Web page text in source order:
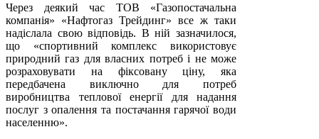
Через деякий час ТОВ «Газо­постачальна
компанія» «Нафтогаз Трейдинг» все ж таки
надіслала свою відповідь. В ній зазначилося,
що «спортивний комплекс використовує
природний газ для власних потреб і не може
розраховувати на фіксовану ціну, яка
передбачена виключно для потреб
виробництва теплової енергії для надання
послуг з опалення та постачання гарячої води
населенню».